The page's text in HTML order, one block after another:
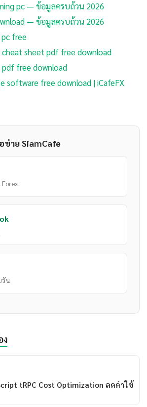
pc — ข้อมูลครบถ้วน 2026
— ข้อมูลครบถ้วน 2026
pc free
sheet pdf free download
free download
software free download | iCafeFX
ข่าย SiamCafe
วัน
ง
tRPC Cost Optimization ลดค่าใช้